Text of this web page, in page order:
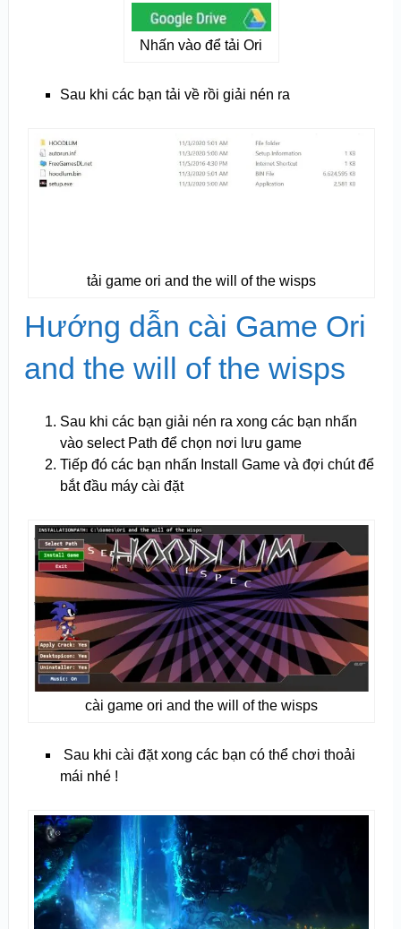
Nhấn vào để tải Ori
Sau khi các bạn tải về rồi giải nén ra
tải game ori and the will of the wisps
Hướng dẫn cài Game Ori
and the will of the wisps
Sau khi các bạn giải nén ra xong các bạn nhấn
vào select Path để chọn nơi lưu game
Tiếp đó các bạn nhấn Install Game và đợi chút để
bắt đầu máy cài đặt
cài game ori and the will of the wisps
Sau khi cài đặt xong các bạn có thể chơi thoải
mái nhé !